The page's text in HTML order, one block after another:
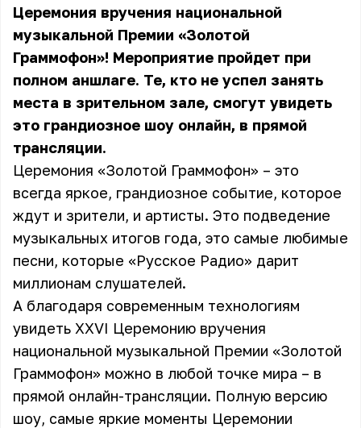
Церемония вручения национальной
музыкальной Премии «Золотой
Граммофон»! Мероприятие пройдет при
полном аншлаге. Те, кто не успел занять
места в зрительном зале, смогут увидеть
это грандиозное шоу онлайн, в прямой
трансляции.
Церемония «Золотой Граммофон» – это
всегда яркое, грандиозное событие, которое
ждут и зрители, и артисты. Это подведение
музыкальных итогов года, это самые любимые
песни, которые «Русское Радио» дарит
миллионам слушателей.
А благодаря современным технологиям
увидеть XXVI Церемонию вручения
национальной музыкальной Премии «Золотой
Граммофон» можно в любой точке мира – в
прямой онлайн-трансляции. Полную версию
шоу, самые яркие моменты Церемонии